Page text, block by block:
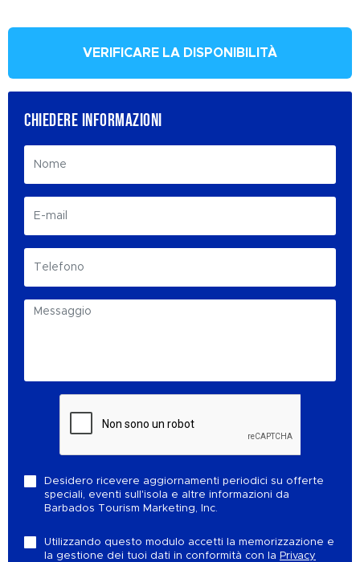
VERIFICARE LA DISPONIBILITÀ
CHIEDERE INFORMAZIONI
Desidero ricevere aggiornamenti periodici su offerte
speciali, eventi sull'isola e altre informazioni da
Barbados Tourism Marketing, Inc.
Utilizzando questo modulo accetti la memorizzazione e
la gestione dei tuoi dati in conformità con la Privacy